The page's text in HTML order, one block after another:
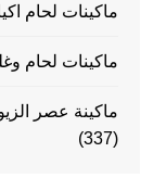
ماكينات لحام
ماكينات لحام
ماكينة عصر الزيوت موديل 811
(337)